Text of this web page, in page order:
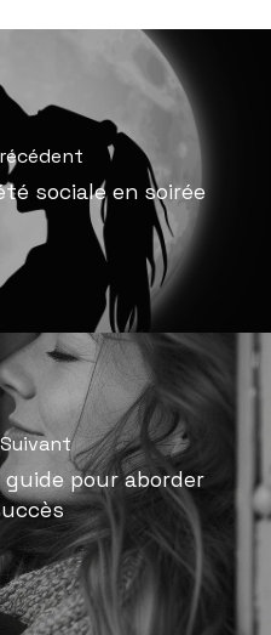
sociale en soirée
guide pour aborder